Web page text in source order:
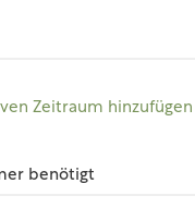
Zeitraum hinzufügen